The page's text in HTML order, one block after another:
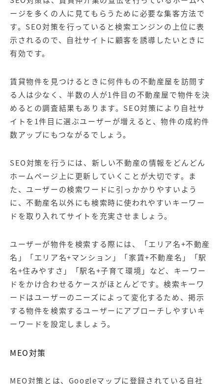
ージを多くの人に見てもらうために必要な集客方法で
す。SEO対策を行っていると検索エンジンの上位に表
示されるので、自社サイトに顧客を誘導したいときに
有効です。
賃貸物件を見つけるときに何件もの不動産屋を訪問す
る人は少なく、半数の人が1件目の不動産屋で物件を決
めるとの調査結果もあります。SEO対策により自社サ
イトを1件目に選ぶユーザーが増えると、物件の成約件
数アップにもつながるでしょう。
SEO対策を行うには、新しい不動産の情報をどんどん
ホームページ上に更新していくことが大切です。ま
た、ユーザーの検索ワードに引っかかりやすいよう
に、不動産名以外にも検索時に使われやすいキーワー
ドを取り入れてサイトを充実させましょう。
ユーザーが物件を検索する際には、「エリア名+不動産
名」「エリア名+マンション」「家賃+不動産名」「駅
名+住みやすさ」「駅名+子育て環境」など、キーワー
ドをかけ合わせるケースがほとんどです。検索キーワ
ードはユーザーのニーズによって変化するため、掲示
する物件を検索するユーザーにアプローチしやすいキ
ーワードを設定しましょう。
MEO対策
MEO対策とは、Googleマップに登録されている自社